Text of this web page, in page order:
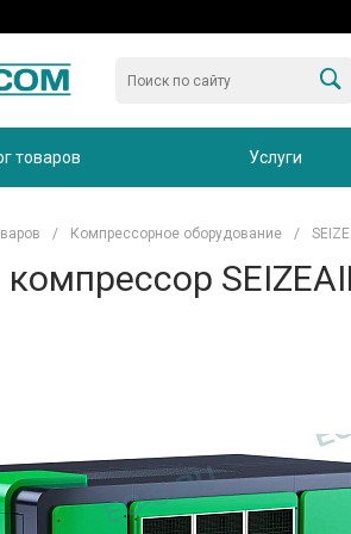
товаров Услуги
/ Компрессорное оборудование /